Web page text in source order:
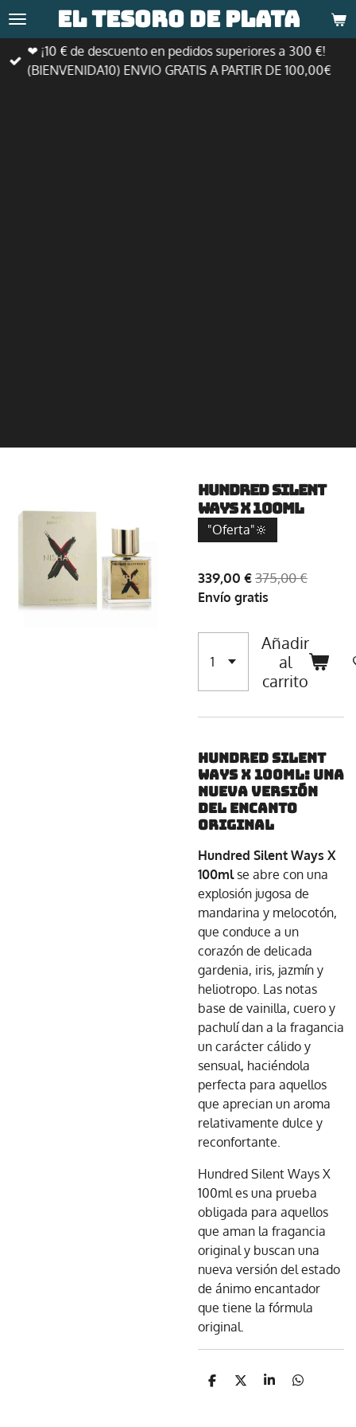
Ir
al
contenido
principal
El tesoro de plata
❤ ¡10 € de descuento en pedidos superiores a 300 €!
(BIENVENIDA10) ENVIO GRATIS A PARTIR DE 100,00€
HUNDRED SILENT
WAYS X 100ml
"Oferta"🔆
339,00 €375,00 €
Envío gratis
Añadir
al
carrito
Hundred Silent
Ways X 100ml: Una
Nueva Versión
del Encanto
Original
Hundred Silent Ways X
100mlse abre con una
explosión jugosa de
mandarina y melocotón,
que conduce a un
corazón de delicada
gardenia, iris, jazmín y
heliotropo. Las notas
base de vainilla, cuero y
pachulí dan a la fragancia
un carácter cálido y
sensual, haciéndola
perfecta para aquellos
que aprecian un aroma
relativamente dulce y
reconfortante.
Hundred Silent Ways X
100ml es una prueba
obligada para aquellos
que aman la fragancia
original y buscan una
nueva versión del estado
de ánimo encantador
que tiene la fórmula
original.
C
C
C
C